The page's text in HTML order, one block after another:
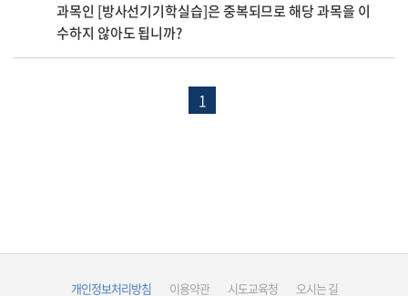
과목인 [방사선기기학실습]은 중복되므로 해당 과목을 이
수하지 않아도 됩니까?
1
개인정보처리방침 이용약관 시도교육청 오시는 길